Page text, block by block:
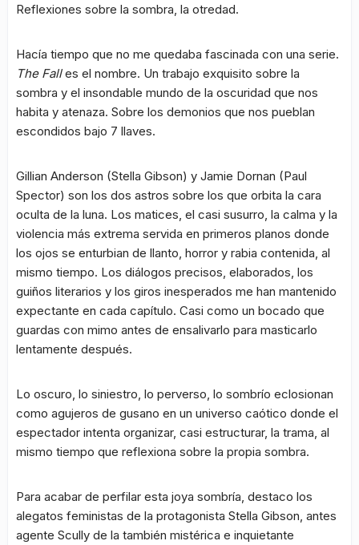
Reflexiones sobre la sombra, la otredad.
Hacía tiempo que no me quedaba fascinada con una serie.
The Falles el nombre. Un trabajo exquisito sobre la
sombra y el insondable mundo de la oscuridad que nos
habita y atenaza. Sobre los demonios que nos pueblan
escondidos bajo 7 llaves.
Gillian Anderson (Stella Gibson) y Jamie Dornan (Paul
Spector) son los dos astros sobre los que orbita la cara
oculta de la luna. Los matices, el casi susurro, la calma y la
violencia más extrema servida en primeros planos donde
los ojos se enturbian de llanto, horror y rabia contenida, al
mismo tiempo. Los diálogos precisos, elaborados, los
guiños literarios y los giros inesperados me han mantenido
expectante en cada capítulo. Casi como un bocado que
guardas con mimo antes de ensalivarlo para masticarlo
lentamente después.
Lo oscuro, lo siniestro, lo perverso, lo sombrío eclosionan
como agujeros de gusano en un universo caótico donde el
espectador intenta organizar, casi estructurar, la trama, al
mismo tiempo que reflexiona sobre la propia sombra.
Para acabar de perfilar esta joya sombría, destaco los
alegatos feministas de la protagonista Stella Gibson, antes
agente Scully de la también mistérica e inquietante